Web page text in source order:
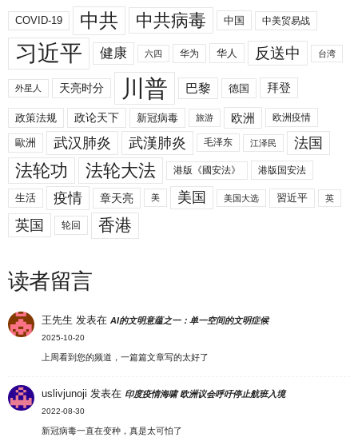
COVID-19 中共 中共病毒 中国 中美贸易战
习近平 健康 六四 华为 华人 反送中 台湾
外星人 天亮时分 川普 巴黎 德国 拜登
政策法规 政论天下 新冠病毒 旅游 欧洲 欧洲疫情
歐洲 武汉肺炎 武漢肺炎 毛泽东 江泽民 法国
法轮功 法轮大法 港版《國安法》 港版国安法
生活 疫情 章天亮 美 美国 美国大选 習近平 英
英国 轮回 香港
读者留言
王先生 发表在AI的文明意蕴之一：单一空间的文明症候
2025-10-20
上周看到您的频道，一篇篇文章写的太好了
uslivjunoji 发表在 印度疫情海啸 欧洲议会呼吁停止航班入境
2022-08-30
新冠病毒一直在变种，真是太可怕了